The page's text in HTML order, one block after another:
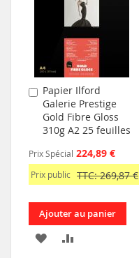
D’ENVIE
Papier Ilford
Galerie Prestige
Gold Fibre Gloss
310g A2 25 feuilles
Prix Spécial 224,89 €
Prix public TTC: 269,87 €
Ajouter
au
panier
Ajouter au panier
AJOUTER